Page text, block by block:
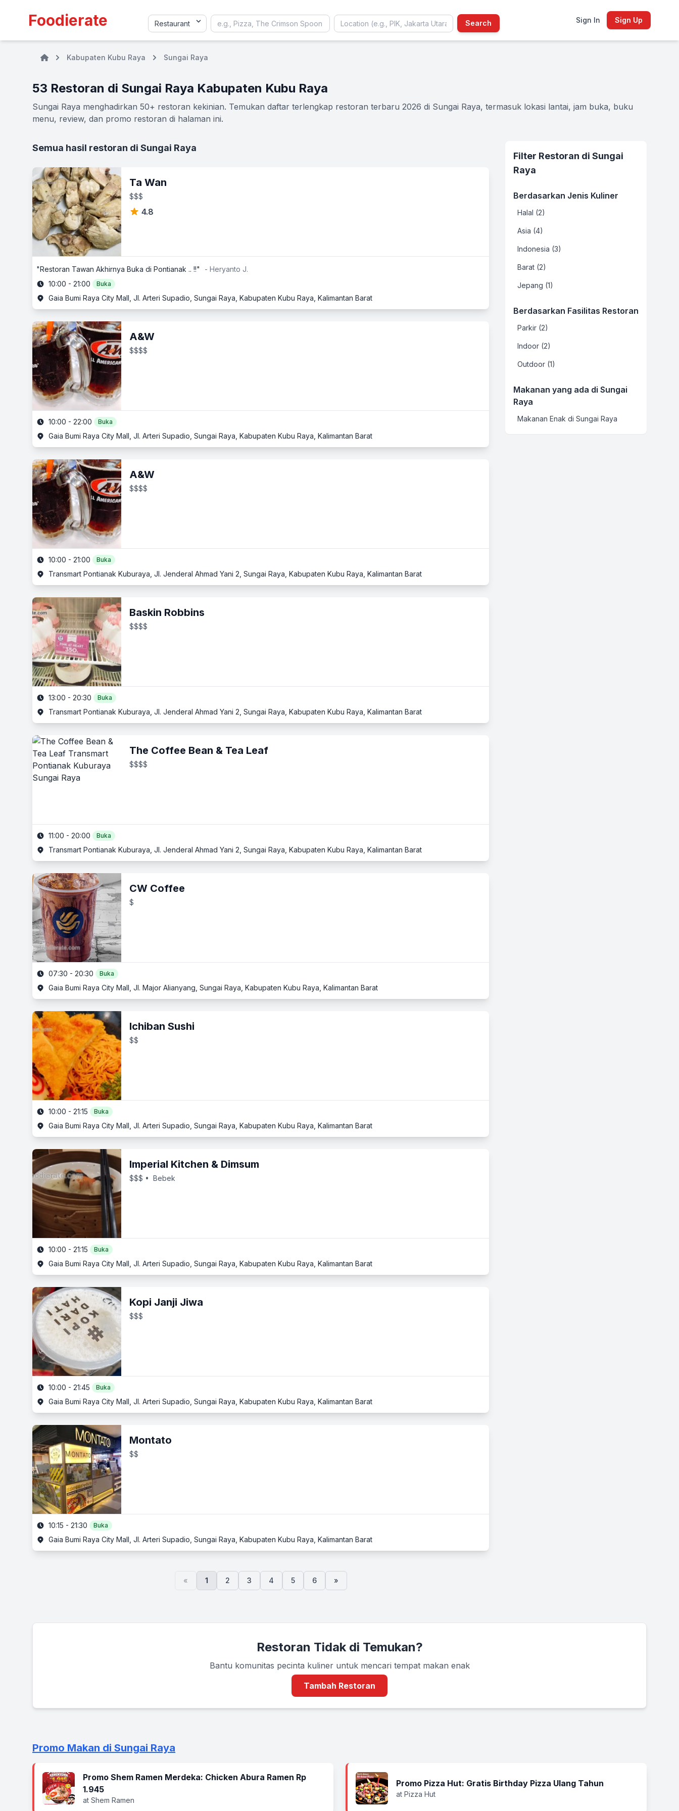
Foodierate Search Sign In Sign Up
Kabupaten Kubu Raya Sungai Raya
53 Restoran di Sungai Raya Kabupaten Kubu Raya
Sungai Raya menghadirkan 50+ restoran kekinian. Temukan daftar terlengkap restoran terbaru 2026 di Sungai Raya, termasuk lokasi lantai, jam buka, buku
menu, review, dan promo restoran di halaman ini.
Semua hasil restoran di Sungai Raya
Ta Wan
$$$
4.8
"Restoran Tawan Akhirnya Buka di Pontianak .. !!"
- Heryanto J.
10:00 - 21:00
Buka
Gaia Bumi Raya City Mall, Jl. Arteri Supadio, Sungai Raya, Kabupaten Kubu Raya, Kalimantan Barat
A&W
$$$$
10:00 - 22:00 Buka
Gaia Bumi Raya City Mall, Jl. Arteri Supadio, Sungai Raya, Kabupaten Kubu Raya, Kalimantan Barat
A&W
$$$$
10:00 - 21:00 Buka
Transmart Pontianak Kuburaya, Jl. Jenderal Ahmad Yani 2, Sungai Raya, Kabupaten Kubu Raya, Kalimantan Barat
Baskin Robbins
$$$$
13:00 - 20:30 Buka
Transmart Pontianak Kuburaya, Jl. Jenderal Ahmad Yani 2, Sungai Raya, Kabupaten Kubu Raya, Kalimantan Barat
The Coffee Bean & Tea Leaf
$$$$
11:00 - 20:00 Buka
Transmart Pontianak Kuburaya, Jl. Jenderal Ahmad Yani 2, Sungai Raya, Kabupaten Kubu Raya, Kalimantan Barat
CW Coffee
$
07:30 - 20:30 Buka
Gaia Bumi Raya City Mall, Jl. Major Alianyang, Sungai Raya, Kabupaten Kubu Raya, Kalimantan Barat
Ichiban Sushi
$$
10:00 - 21:15 Buka
Gaia Bumi Raya City Mall, Jl. Arteri Supadio, Sungai Raya, Kabupaten Kubu Raya, Kalimantan Barat
Imperial Kitchen & Dimsum
$$$ • Bebek
10:00 - 21:15 Buka
Gaia Bumi Raya City Mall, Jl. Arteri Supadio, Sungai Raya, Kabupaten Kubu Raya, Kalimantan Barat
Kopi Janji Jiwa
$$$
10:00 - 21:45 Buka
Gaia Bumi Raya City Mall, Jl. Arteri Supadio, Sungai Raya, Kabupaten Kubu Raya, Kalimantan Barat
Montato
$$
10:15 - 21:30 Buka
Gaia Bumi Raya City Mall, Jl. Arteri Supadio, Sungai Raya, Kabupaten Kubu Raya, Kalimantan Barat
« 1 2 3 4 5 6 »
Filter Restoran di Sungai
Raya
Berdasarkan Jenis Kuliner
Halal (2)
Asia (4)
Indonesia (3)
Barat (2)
Jepang (1)
Berdasarkan Fasilitas Restoran
Parkir (2)
Indoor (2)
Outdoor (1)
Makanan yang ada di Sungai
Raya
Makanan Enak di Sungai Raya
Restoran Tidak di Temukan?
Bantu komunitas pecinta kuliner untuk mencari tempat makan enak
Tambah Restoran
Promo Makan di Sungai Raya
Promo Shem Ramen Merdeka: Chicken Abura Ramen Rp
1.945
at Shem Ramen
Promo Pizza Hut: Gratis Birthday Pizza Ulang Tahun
at Pizza Hut